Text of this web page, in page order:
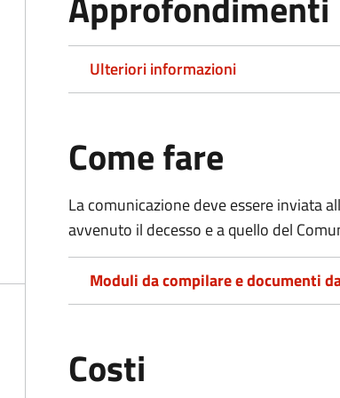
Ulteriori informazioni
Come fare
La comunicazione deve essere inviata
avvenuto il decesso e a quello del
Moduli da compilare e documenti
Costi